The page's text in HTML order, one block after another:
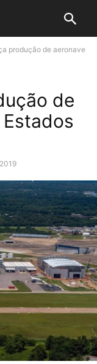
produção de aeronave
de